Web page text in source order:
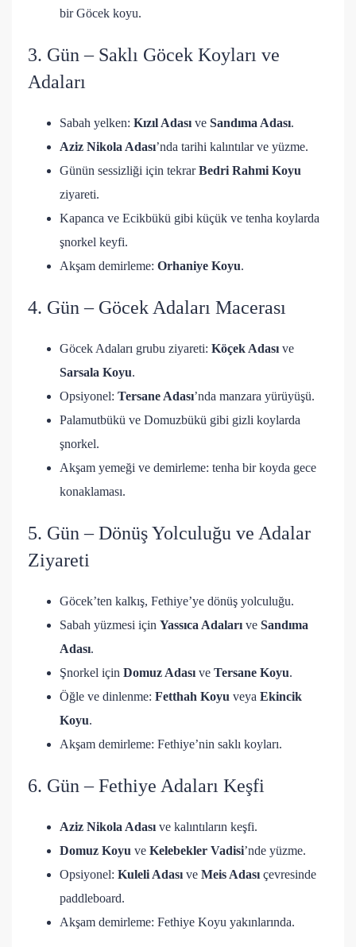
bir Göcek koyu.
3. Gün – Saklı Göcek Koyları ve
Adaları
Sabah yelken: Kızıl Adası ve Sandıma Adası.
Aziz Nikola Adası’nda tarihi kalıntılar ve yüzme.
Günün sessizliği için tekrarBedri Rahmi Koyu
ziyareti.
Kapanca ve Ecikbükü gibi küçük ve tenha koylarda
şnorkel keyfi.
Akşam demirleme: Orhaniye Koyu.
4. Gün – Göcek Adaları Macerası
Göcek Adaları grubu ziyareti: Köçek Adası ve
Sarsala Koyu.
Opsiyonel: Tersane Adası’nda manzara yürüyüşü.
Palamutbükü ve Domuzbükü gibi gizli koylarda
şnorkel.
Akşam yemeği ve demirleme: tenha bir koyda gece
konaklaması.
5. Gün – Dönüş Yolculuğu ve Adalar
Ziyareti
Göcek’ten kalkış, Fethiye’ye dönüş yolculuğu.
Sabah yüzmesi için Yassıca Adaları ve Sandıma
Adası.
Şnorkel için Domuz Adası ve Tersane Koyu.
Öğle ve dinlenme: Fetthah Koyu veya Ekincik
Koyu.
Akşam demirleme: Fethiye’nin saklı koyları.
6. Gün – Fethiye Adaları Keşfi
Aziz Nikola Adası ve kalıntıların keşfi.
Domuz Koyu ve Kelebekler Vadisi’nde yüzme.
Opsiyonel: Kuleli Adası ve Meis Adası çevresinde
paddleboard.
Akşam demirleme: Fethiye Koyu yakınlarında.